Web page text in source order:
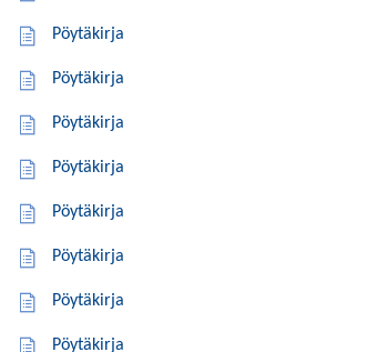
Pöytäkirja
Pöytäkirja
Pöytäkirja
Pöytäkirja
Pöytäkirja
Pöytäkirja
Pöytäkirja
Pöytäkirja